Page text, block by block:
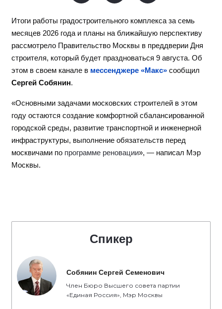
Итоги работы градостроительного комплекса за семь
месяцев 2026 года и планы на ближайшую перспективу
рассмотрело Правительство Москвы в преддверии Дня
строителя, который будет праздноваться 9 августа. Об
этом в своем канале в мессенджере «Макс» сообщил
Сергей Собянин.
«Основными задачами московских строителей в этом
году остаются создание комфортной сбалансированной
городской среды, развитие транспортной и инженерной
инфраструктуры, выполнение обязательств перед
москвичами по программе реновации», — написал Мэр
Москвы.
Спикер
Собянин Сергей Семенович
Член Бюро Высшего совета партии
«Единая Россия», Мэр Москвы